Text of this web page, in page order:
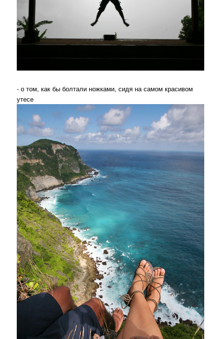
- о том, как бы болтали ножками, сидя на самом красивом
утесе